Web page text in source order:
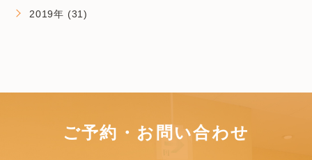
2019年 (31)
ご予約・お問い合わせ